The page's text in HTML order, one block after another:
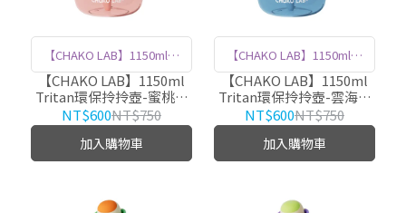
【CHAKO LAB】1150ml環
保隨行拎拎壺，輕巧易攜，
以安全材質製作，大容量讓
您隨時補水不缺水。
【CHAKO LAB】1150ml
Tritan環保拎拎壺-蜜桃柔
粉 HX020DC04
NT$600NT$750
加入購物車
【CHAKO LAB】1150ml環
保隨行拎拎壺，輕巧易攜，
以安全材質製作，大容量讓
您隨時補水不缺水。
【CHAKO LAB】1150ml
Tritan環保拎拎壺-雲海藍
莓 HX020DC02
NT$600NT$750
加入購物車